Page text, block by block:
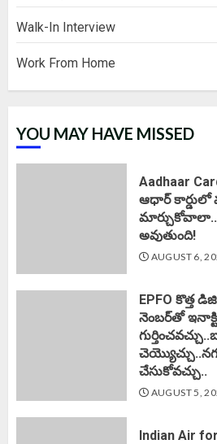
Walk-In Interview
Work From Home
YOU MAY HAVE MISSED
Aadhaar
ఆధార్
అవుతుంది!
AUGUST 6,
EPFO కొత్త
నెంబర్‌తో
చేసుకోవచ్చు..
AUGUST 5,
Indian Air